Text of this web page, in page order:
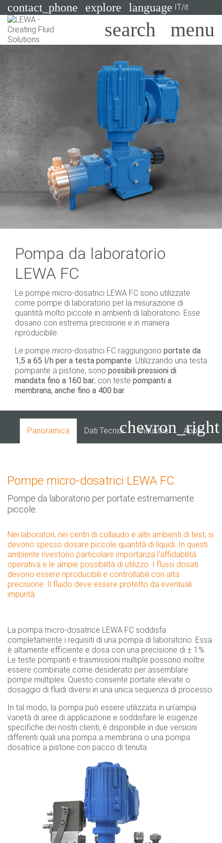
contact_phone explore language IT/it
Search
Pompe
Sistemi
Industrie
Applicazioni
Servizi
Consulenza
Tecnologie
Pompa da laboratorio
LEWA FC
Le pompe micro-dosatrici LEWA FC sono utilizzate
come pompe di laboratorio per la misurazione di
quantità molto piccole in ambienti di laboratorio. Esse
dosano con estrema precisione e in maniera
riproducibile.
Le pompe micro-dosatrici FC raggiungono portate da
1,5 a 65 l/h per a testa pompante. Utilizzando una testa
pompante a pistone, sono possibili pressioni di
mandata fino a 160 bar; con teste pompanti a
membrana, anche fino a 400 bar.
Panoramica Dati Tecnici Industrie
chevron_right
Pompe micro-dosatrici LEWA FC
Pompe da laboratorio per portate estremamente
piccole.
Nei laboratori, nei centri di collaudo e altri ambienti di test, si
devono spesso dosare piccole quantità di liquidi. In questi
ambiente rivestono particolare importanza l'affidabilità
operativa e le ampie possibilità di utilizzo. I flussi dosati
devono essere riproducibili e controllabili con alta
precisione. Il fluido deve essere protetto da eventuali
impurità.
La pompa micro-dosatrice LEWA FC soddisfa
completamente i requisiti di una pompa di laboratorio. Essa
è altamente efficiente e dosa con una precisione di ± 1%.
Le teste pompanti e trasmissioni multiple possono inoltre
essere combinate come desiderato per assemblare
pompe multiplex. Questo consente portate elevate o
dosaggio di fluidi diversi in una unica sequenza di processo.
In tal modo, la pompa può essere utilizzata in un'ampia
varietà di aree di applicazione e soddisfare le esigenze
specifiche dei nostri clienti, è disponibile in due versioni
differenti quali una pompa a membrana o una pompa
dosatrice a pistone con pacco di tenuta.